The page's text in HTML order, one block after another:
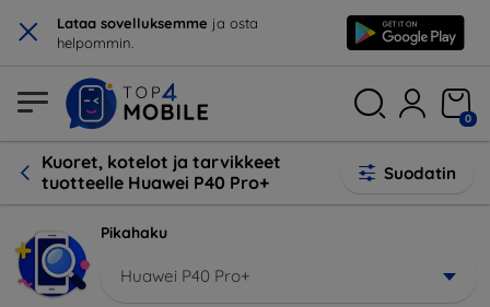
× Lataa sovelluksemme ja osta
helpommin.
0
Kuoret, kotelot ja tarvikkeet
tuotteelle Huawei P40 Pro+
Suodatin
Pikahaku
Huawei P40 Pro+